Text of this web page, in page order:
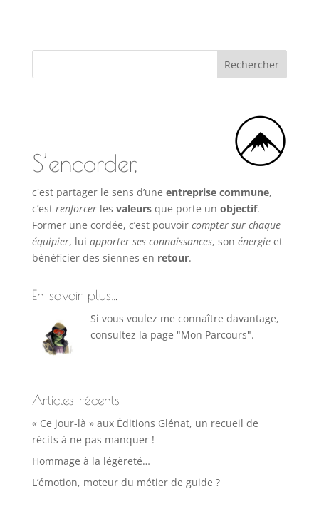
S’encorder,
c'est partager le sens d’une entreprise commune,
c’est renforcerles valeursque porte un objectif.
Former une cordée, c’est pouvoircompter sur chaque
équipier, lui apporter ses connaissances, son énergieet
bénéficier des siennes en retour.
En savoir plus…
Si vous voulez me connaître davantage,
consultez la page "Mon Parcours".
Articles récents
« Ce jour-là » aux Éditions Glénat, un recueil de
récits à ne pas manquer !
Hommage à la légèreté…
L’émotion, moteur du métier de guide ?